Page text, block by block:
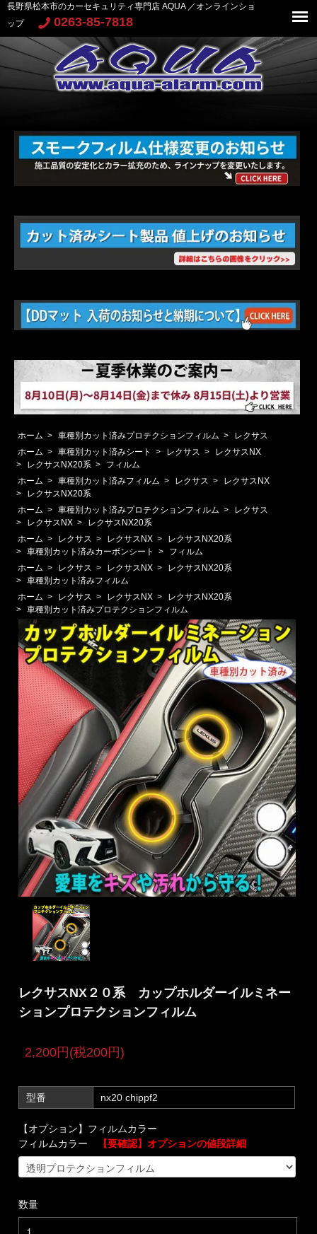
長野県松本市のカーセキュリティ専門店 AQUA ／オンラインショ
ップ
0263-85-7818
ホーム > 車種別カット済みプロテクションフィルム >
レクサス
ホーム > 車種別カット済みシート > レクサス >
レクサスNX
>
レクサスNX20系 >
フィルム
ホーム > 車種別カット済みフィルム > レクサス >
レクサスNX
>
レクサスNX20系
ホーム > 車種別カット済みプロテクションフィルム >
レクサス
>
レクサスNX >
レクサスNX20系
ホーム > レクサス > レクサスNX >
レクサスNX20系
> 車種別カット済みカーボンシート >
フィルム
ホーム > レクサス > レクサスNX >
レクサスNX20系
> 車種別カット済みフィルム
ホーム > レクサス > レクサスNX >
レクサスNX20系
> 車種別カット済みプロテクションフィルム
レクサスNX２０系 カップホルダーイルミネー
ションプロテクションフィルム
2,200円(税200円)
型番 nx20 chippf2
【オプション】フィルムカラー
フィルムカラー
【要確認】オプションの値段詳細
数量